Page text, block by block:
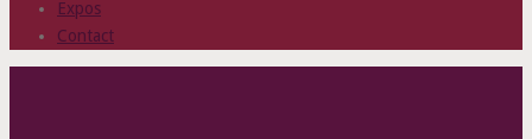
Expos
Contact